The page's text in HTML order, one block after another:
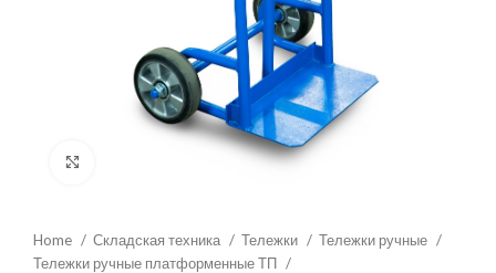
Нажмите, чтобы увеличить
Home Складская техника Тележки
Тележки ручные
Тележки ручные платформенные ТП